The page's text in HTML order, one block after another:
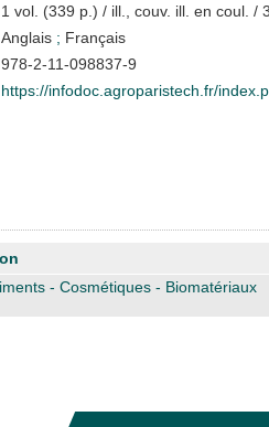
1 vol. (339 p.) / ill., couv. ill. en coul. /
Anglais; Français
978-2-11-098837-9
https://infodoc.agroparistech.fr/
- Cosmétiques - Biomatériaux